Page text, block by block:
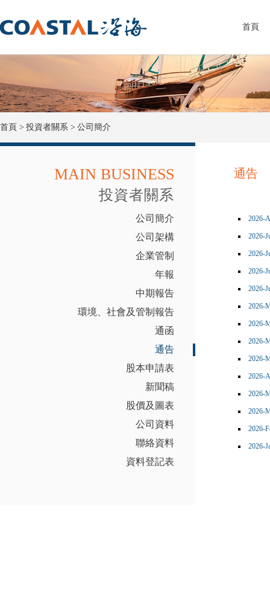
首頁
首頁 > 投資者關系 > 公司簡介
MAIN BUSINESS
投資者關系
公司簡介
公司架構
企業管制
年報
中期報告
環境、社會及管制報告
通函
通告
股本申請表
新聞稿
股價及圖表
公司資料
聯絡資料
資料登記表
通告